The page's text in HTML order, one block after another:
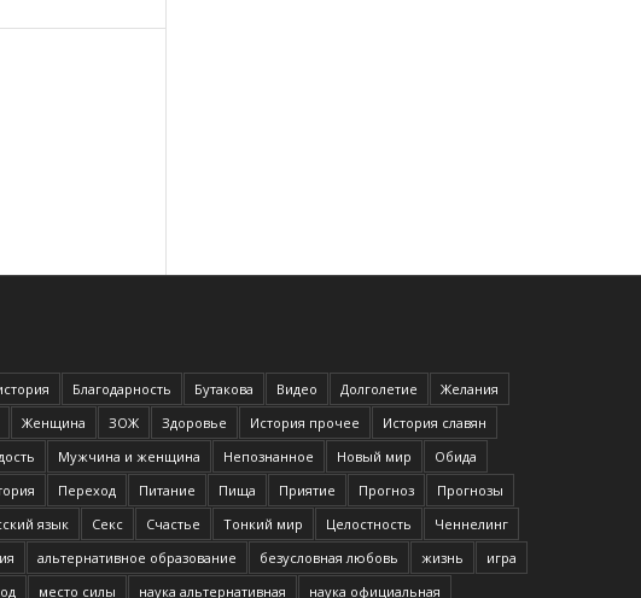
Благодарность Бутакова Видео Долголетие
Желания
Женщина ЗОЖ Здоровье История прочее
История славян
Мужчина и женщина Непознанное Новый мир
Обида
Переход Питание Пища Приятие Прогноз
Прогнозы
язык Секс Счастье Тонкий мир Целостность
Ченнелинг
альтернативное образование безусловная любовь жизнь
игра
место силы наука альтернативная наука официальная